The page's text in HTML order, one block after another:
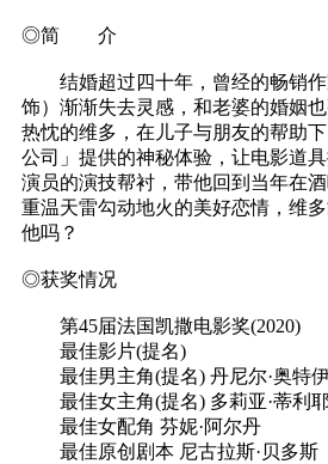
◎简 介
结婚超过四十年，曾经的畅销作
饰）渐渐失去灵感，和老婆的婚姻
热忱的维多，在儿子与朋友的帮助
公司」提供的神秘体验，让电影道
演员的演技帮衬，带他回到当年在
重温天雷勾动地火的美好恋情，维
他吗？
◎获奖情况
第45届法国凯撒电影奖(2020)
最佳影片(提名)
最佳男主角(提名) 丹尼尔·奥特
最佳女主角(提名) 多莉亚·蒂利
最佳女配角 芬妮·阿尔丹
最佳原创剧本 尼古拉斯·贝多斯